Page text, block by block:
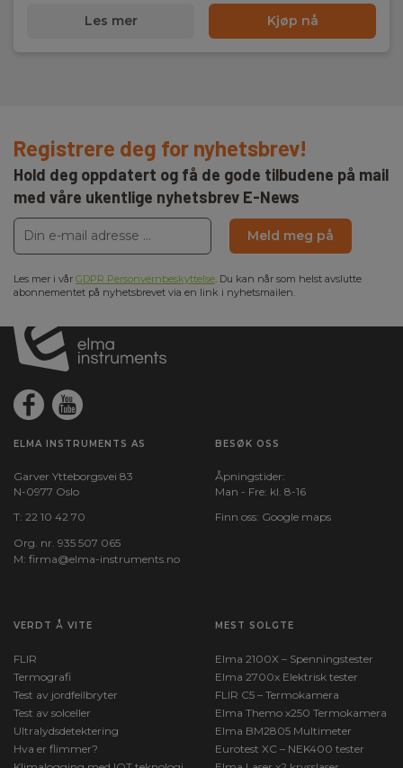
Les mer Kjøp nå
Registrere deg for nyhetsbrev!
Hold deg oppdatert og få de gode tilbudene på mail
med våre ukentlige nyhetsbrev E-News
Meld meg på
Les mer i vår GDPR Personvernbeskyttelse. Du kan når som helst avslutte
abonnementet på nyhetsbrevet via en link i nyhetsmailen.
ELMA INSTRUMENTS AS
Garver Ytteborgsvei 83
N-0977 Oslo
T: 22 10 42 70
Org. nr. 935 507 065
M: firma@elma-instruments.no​
BESØK OSS
Åpningstider:
Man - Fre: kl. 8-16
Finn oss: Google maps
VERDT Å VITE
FLIR
Termografi
Test av jordfeilbryter
Test av solceller
Ultralydsdetektering
Hva er flimmer?
MEST SOLGTE
Elma 2100X – Spenningstester
Elma 2700x Elektrisk tester
FLIR C5 – Termokamera
Elma Themo x250 Termokamera
Elma BM2805 Multimeter
Eurotest XC – NEK400 tester